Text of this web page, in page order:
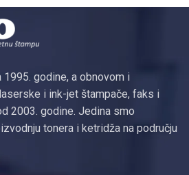
zamjena za originalni
1995. godine, a obnovom i
i ink-jet štampače, faks i
2003. godine. Jedina smo
tonera i ketridža na području